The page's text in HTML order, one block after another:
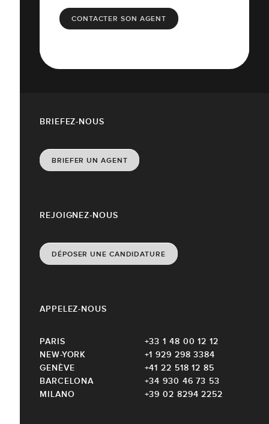
CONTACTER SON AGENT
REJOIGNEZ-NOUS
DÉPOSER UNE CANDIDATURE
APPELEZ-NOUS
PARIS
+33 1 48 00 12 12
NEW-YORK
+1 929 298 3384
GENÈVE
+41 22 518 12 85
BARCELONA
+34 930 46 73 53
MILANO
+39 02 8294 2252
BRIEFEZ-NOUS
BRIEFER UN AGENT